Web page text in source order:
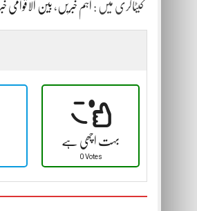
کیٹاگری میں : اہم خبریں، بین الاقوامی
بہت اچھی ہے
0 Votes